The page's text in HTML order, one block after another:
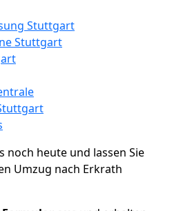
Stuttgart
Stuttgart
noch heute und lassen Sie
Umzug nach Erkrath